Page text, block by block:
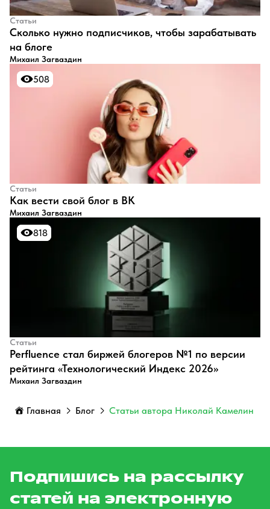
Статьи
​Сколько нужно подписчиков, чтобы зарабатывать
на блоге
Михаил Загваздин
508
508
Статьи
​Как вести свой блог в ВК
Михаил Загваздин
818
818
Статьи
Perfluence стал биржей блогеров №1 по версии
рейтинга «Технологический Индекс 2026»
Михаил Загваздин
Главная Блог Статьи автора Николай Камелин
Подпишись на рассылку
статей на электронную